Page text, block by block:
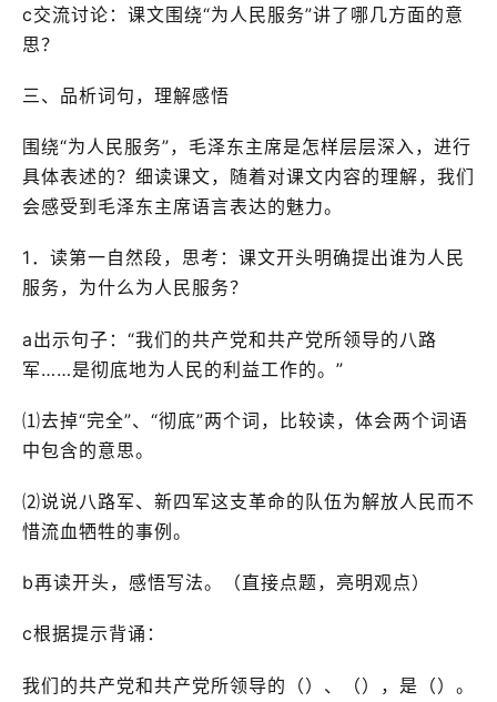
c交流讨论：课文围绕“为人民服务”讲了哪几方面的意
思？
三、品析词句，理解感悟
围绕“为人民服务”，毛泽东主席是怎样层层深入，进行
具体表述的？细读课文，随着对课文内容的理解，我们
会感受到毛泽东主席语言表达的魅力。
1．读第一自然段，思考：课文开头明确提出谁为人民
服务，为什么为人民服务？
a出示句子：“我们的共产党和共产党所领导的八路
军……是彻底地为人民的利益工作的。”
⑴去掉“完全”、“彻底”两个词，比较读，体会两个词语
中包含的意思。
⑵说说八路军、新四军这支革命的队伍为解放人民而不
惜流血牺牲的事例。
b再读开头，感悟写法。（直接点题，亮明观点）
c根据提示背诵：
我们的共产党和共产党所领导的（）、（），是（）。